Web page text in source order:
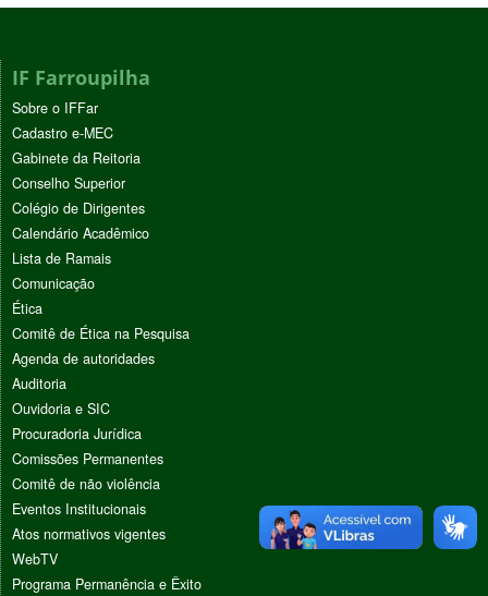
IF Farroupilha
Sobre o IFFar
Cadastro e-MEC
Gabinete da Reitoria
Conselho Superior
Colégio de Dirigentes
Calendário Acadêmico
Lista de Ramais
Comunicação
Ética
Comitê de Ética na Pesquisa
Agenda de autoridades
Auditoria
Ouvidoria e SIC
Procuradoria Jurídica
Comissões Permanentes
Comitê de não violência
Eventos Institucionais
Atos normativos vigentes
WebTV
Programa Permanência e Êxito